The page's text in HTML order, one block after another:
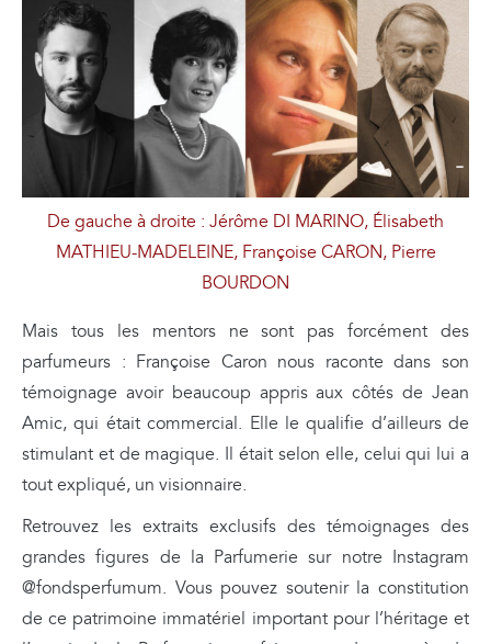
De gauche à droite : Jérôme DI MARINO, Élisabeth
MATHIEU-MADELEINE, Françoise CARON, Pierre
BOURDON
Mais tous les mentors ne sont pas forcément des
parfumeurs : Françoise Caron nous raconte dans son
témoignage avoir beaucoup appris aux côtés de Jean
Amic, qui était commercial. Elle le qualifie d’ailleurs de
stimulant et de magique. Il était selon elle, celui qui lui a
tout expliqué, un visionnaire.
Retrouvez les extraits exclusifs des témoignages des
grandes figures de la Parfumerie sur notre Instagram
@fondsperfumum. Vous pouvez soutenir la constitution
de ce patrimoine immatériel important pour l’héritage et